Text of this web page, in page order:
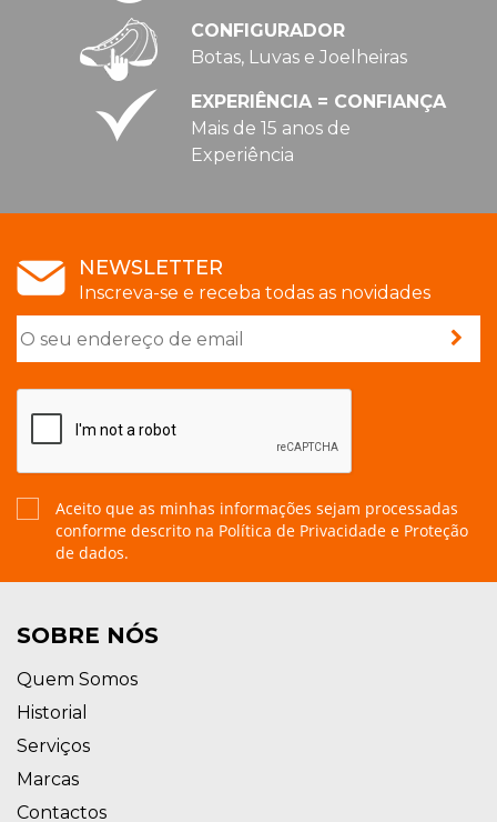
CONFIGURADOR
Botas, Luvas e Joelheiras
EXPERIÊNCIA = CONFIANÇA
Mais de 15 anos de
Experiência
NEWSLETTER
Inscreva-se e receba todas as novidades
Aceito que as minhas informações sejam processadas
conforme descrito na Política de Privacidade e Proteção
de dados.
SOBRE NÓS
Quem Somos
Historial
Serviços
Marcas
Contactos